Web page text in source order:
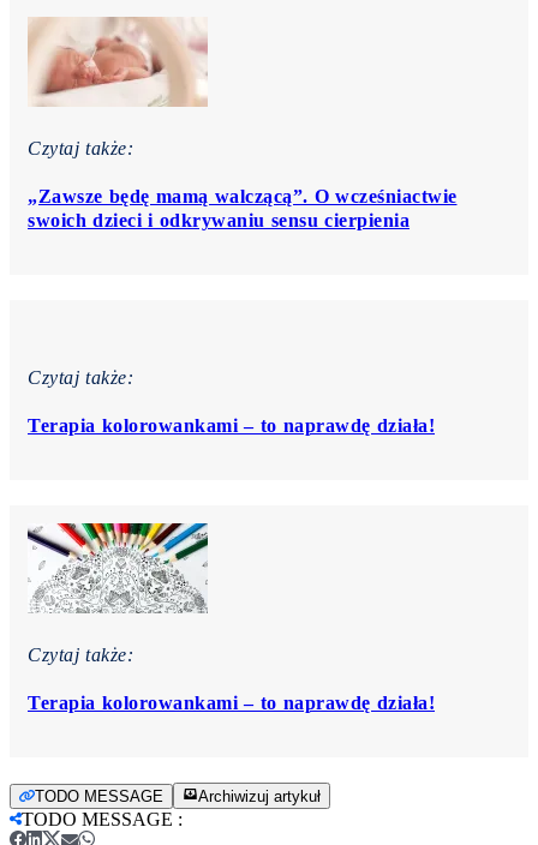
Czytaj także:
„Zawsze będę mamą walczącą”. O wcześniactwie
swoich dzieci i odkrywaniu sensu cierpienia
Czytaj także:
Terapia kolorowankami – to naprawdę działa!
Czytaj także:
Terapia kolorowankami – to naprawdę działa!
TODO MESSAGE Archiwizuj artykuł
TODO MESSAGE :